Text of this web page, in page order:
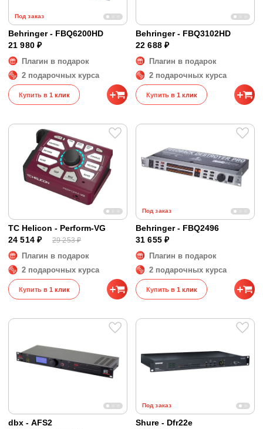
Под заказ
Behringer - FBQ6200HD
21 980 ₽
Плагин в подарок
2 подарочных курса
Купить в 1 клик
Behringer - FBQ3102HD
22 688 ₽
Плагин в подарок
2 подарочных курса
Купить в 1 клик
TC Helicon - Perform-VG
24 514 ₽
29 253 ₽
Плагин в подарок
2 подарочных курса
Купить в 1 клик
Под заказ
Behringer - FBQ2496
31 655 ₽
Плагин в подарок
2 подарочных курса
Купить в 1 клик
dbx - AFS2
Под заказ
Shure - Dfr22e